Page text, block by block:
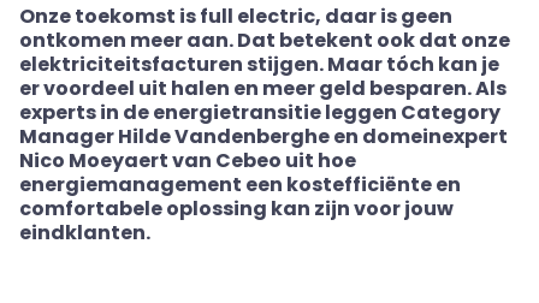
Onze toekomst is full electric, daar is geen
ontkomen meer aan. Dat betekent ook dat onze
elektriciteitsfacturen stijgen. Maar tóch kan je
er voordeel uit halen en meer geld besparen. Als
experts in de energietransitie leggen Category
Manager Hilde Vandenberghe en domeinexpert
Nico Moeyaert van Cebeo uit hoe
energiemanagement een kostefficiënte en
comfortabele oplossing kan zijn voor jouw
eindklanten.